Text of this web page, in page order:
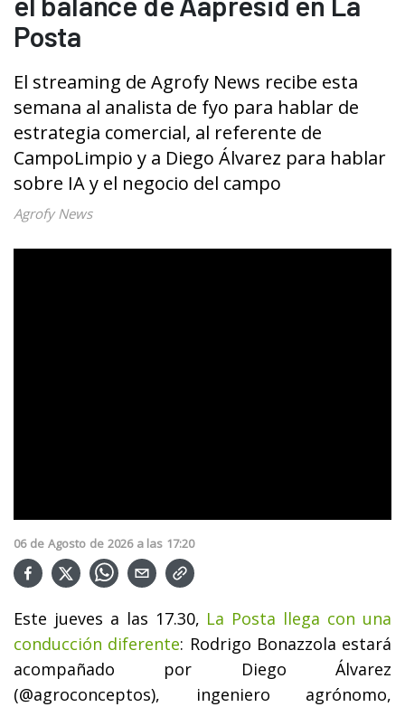
Posta
El streaming de Agrofy News recibe esta
semana al analista de fyo para hablar de
estrategia comercial, al referente de
CampoLimpio y a Diego Álvarez para hablar
sobre IA y el negocio del campo
Agrofy News
06 de Agosto de 2026 a las 17:20
Este jueves a las 17.30, La Posta llega con una
conducción diferente: Rodrigo Bonazzola estará
acompañado por Diego Álvarez
(@agroconceptos), ingeniero agrónomo,